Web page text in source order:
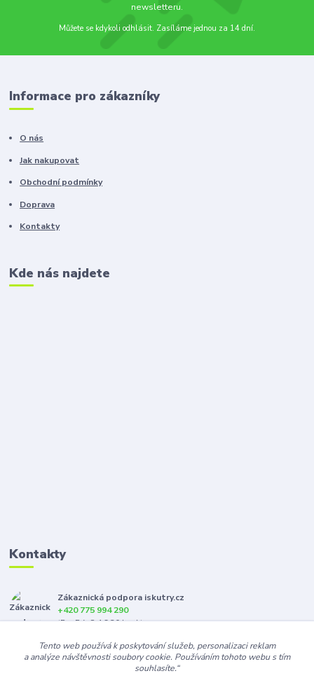
newsletteru.
Můžete se kdykoli odhlásit. Zasíláme jednou za 14 dní.
Informace pro zákazníky
O nás
Jak nakupovat
Obchodní podmínky
Doprava
Kontakty
Kde nás najdete
Kontakty
Zákaznická podpora iskutry.cz
+420 775 994 290
(Po-Pá, 8-16:30 hod.)
info@iskutry.cz
Tento web používá k poskytování služeb, personalizaci reklam
a analýze návštěvnosti soubory cookie. Používáním tohoto webu s tím
souhlasíte.“